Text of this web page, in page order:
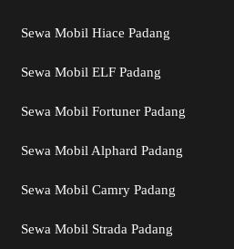
Sewa Mobil Hiace Padang
Sewa Mobil ELF Padang
Sewa Mobil Fortuner Padang
Sewa Mobil Alphard Padang
Sewa Mobil Camry Padang
Sewa Mobil Strada Padang